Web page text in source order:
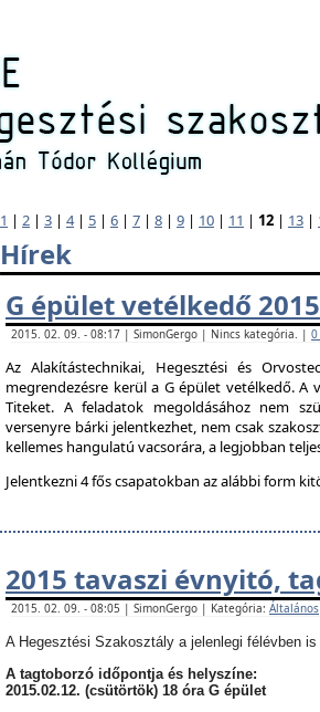
1 | 2 | 3 | 4| 5 | 6 | 7 | 8 | 9 | 10 | 11 | 12 | 13 |
Hírek
G épület vetélkedő 2015
2015. 02. 09. - 08:17 | SimonGergo | Nincs kategória. |
Az Alakítástechnikai, Hegesztési és
megrendezésre kerül a G épület vetélkedő.
Titeket. A feladatok megoldásához nem
versenyre bárki jelentkezhet, nem csak
kellemes hangulatú vacsorára, a legjobban
Jelentkezni 4 fős csapatokban az alábbi form
2015 tavaszi évnyitó,
2015. 02. 09. - 08:05 | SimonGergo | Kategória: Általános
A Hegesztési Szakosztály a jelenlegi félévben
A tagtoborzó időpontja és helyszíne:
2015.02.12. (csütörtök) 18 óra G épület